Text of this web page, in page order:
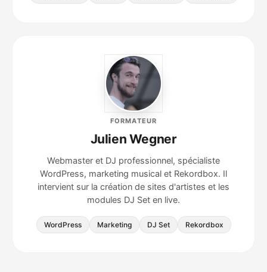
FORMATEUR
Julien Wegner
Webmaster et DJ professionnel, spécialiste
WordPress, marketing musical et Rekordbox. Il
intervient sur la création de sites d'artistes et les
modules DJ Set en live.
WordPress Marketing DJ Set Rekordbox